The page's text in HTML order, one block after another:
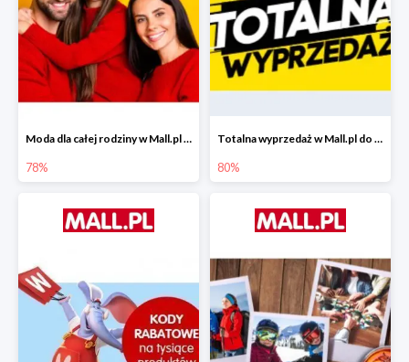
Moda dla całej rodziny w Mall.pl do -78%
78%
Totalna wyprzedaż w Mall.pl do -80%
80%